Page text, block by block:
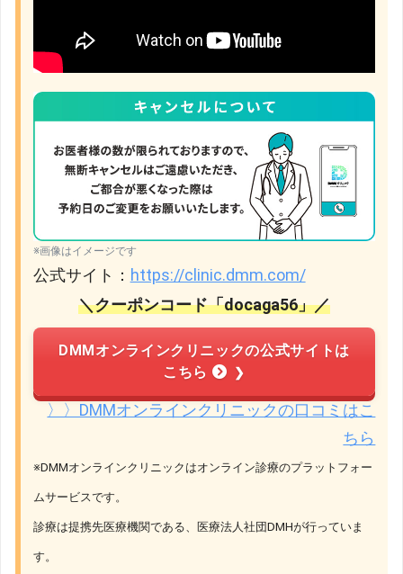
※画像はイメージです
公式サイト： https://clinic.dmm.com/
＼クーポンコード「docaga56」／
DMMオンラインクリニックの公式サイトは
こちら
〉〉DMMオンラインクリニックの口コミはこ
ちら
※DMMオンラインクリニックはオンライン診療のプラットフォー
ムサービスです。
診療は提携先医療機関である、医療法人社団DMHが行っていま
す。